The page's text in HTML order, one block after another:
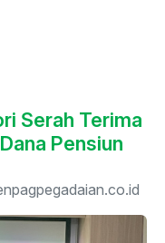
Serah Terima
Pensiun